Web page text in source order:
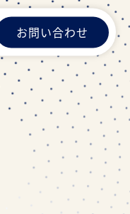
お問い合わせ